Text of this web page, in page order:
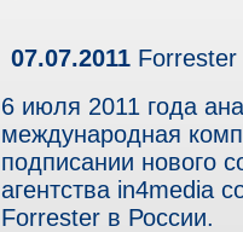
07.07.2011
6 июля 2011 года
международная
подписании нового
агентства in4media
Forrester в России.